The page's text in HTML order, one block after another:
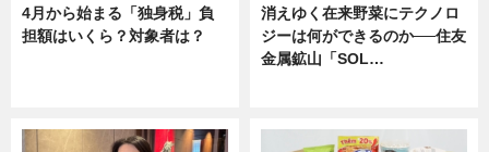
4月から始まる「独身税」負
担額はいくら？対象者は？
消えゆく在来野菜にテクノロ
ジーは何ができるのか──住友
金属鉱山「SOL…